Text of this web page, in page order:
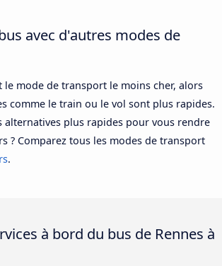
avec d'autres modes de
le mode de transport le moins cher, alors
comme le train ou le vol sont plus rapides.
alternatives plus rapides pour vous rendre
? Comparez tous les modes de transport
.
à bord du bus de Rennes à